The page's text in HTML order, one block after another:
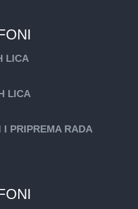
LICA
LICA
I PRIPREMA RADA